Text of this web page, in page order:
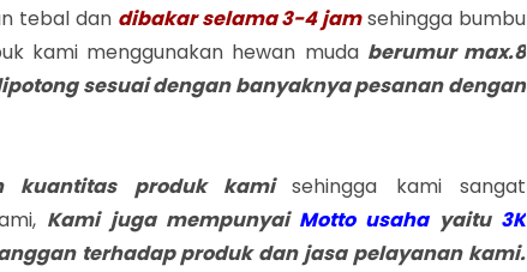
tebal dan dibakar selama 3-4 jamsehingga bumbu
kami menggunakan hewan muda berumur max.8
sesuai dengan banyaknya pesanan dengan
kuantitas produk kamisehingga kami sangat
Kami juga mempunyai Motto usahayaitu 3K
terhadap produk dan jasa pelayanan kami.